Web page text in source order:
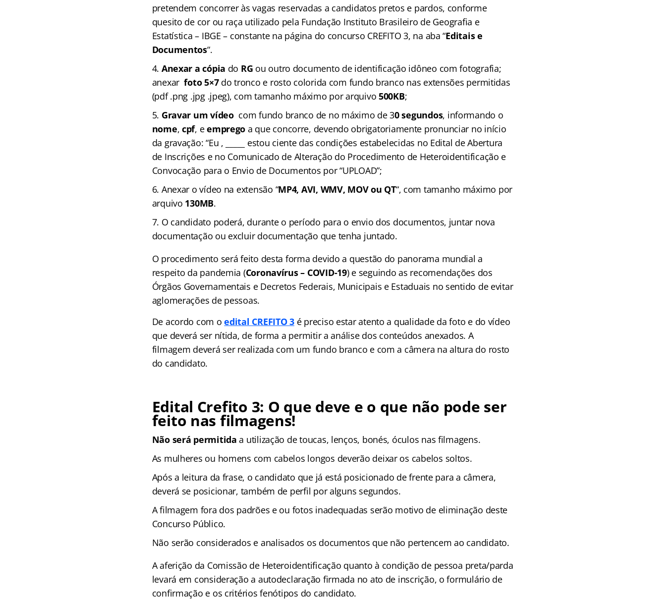
pretendem concorrer às vagas reservadas a candidatos pretos e pardos, conforme
quesito de cor ou raça utilizado pela Fundação Instituto Brasileiro de Geografia e
Estatística – IBGE – constante na página do concurso CREFITO 3, na aba “Editais e
Documentos“.
Anexar a cópia do RG ou outro documento de identificação idôneo com fotografia;
anexarfoto 5×7do tronco e rosto colorida com fundo branco nas extensões permitidas
(pdf .png .jpg .jpeg), com tamanho máximo por arquivo500KB;
Gravar um vídeocom fundo branco de no máximo de 30 segundos, informando o
nome, cpf, eemprego a que concorre, devendo obrigatoriamente pronunciar no início
da gravação: “Eu , _____ estou ciente das condições estabelecidas no Edital de Abertura
de Inscrições e no Comunicado de Alteração do Procedimento de Heteroidentificação e
Convocação para o Envio de Documentos por “UPLOAD”;
Anexar o vídeo na extensão “MP4, AVI, WMV, MOV ou QT“, com tamanho máximo por
arquivo 130MB.
O candidato poderá, durante o período para o envio dos documentos, juntar nova
documentação ou excluir documentação que tenha juntado.
O procedimento será feito desta forma devido a questão do panorama mundial a
respeito da pandemia (Coronavírus – COVID-19) e seguindo as recomendações dos
Órgãos Governamentais e Decretos Federais, Municipais e Estaduais no sentido de evitar
aglomerações de pessoas.
De acordo com oedital CREFITO 3é preciso estar atento a qualidade da foto e do vídeo
que deverá ser nítida, de forma a permitir a análise dos conteúdos anexados. A
filmagem deverá ser realizada com um fundo branco e com a câmera na altura do rosto
do candidato.
Edital Crefito 3: O que deve e o que não pode ser
feito nas filmagens!
Não será permitida a utilização de toucas, lenços, bonés, óculos nas filmagens.
As mulheres ou homens com cabelos longos deverão deixar os cabelos soltos.
Após a leitura da frase, o candidato que já está posicionado de frente para a câmera,
deverá se posicionar, também de perfil por alguns segundos.
A filmagem fora dos padrões e ou fotos inadequadas serão motivo de eliminação deste
Concurso Público.
Não serão considerados e analisados os documentos que não pertencem ao candidato.
A aferição da Comissão de Heteroidentificação quanto à condição de pessoa preta/parda
levará em consideração a autodeclaração firmada no ato de inscrição, o formulário de
confirmação e os critérios fenótipos do candidato.